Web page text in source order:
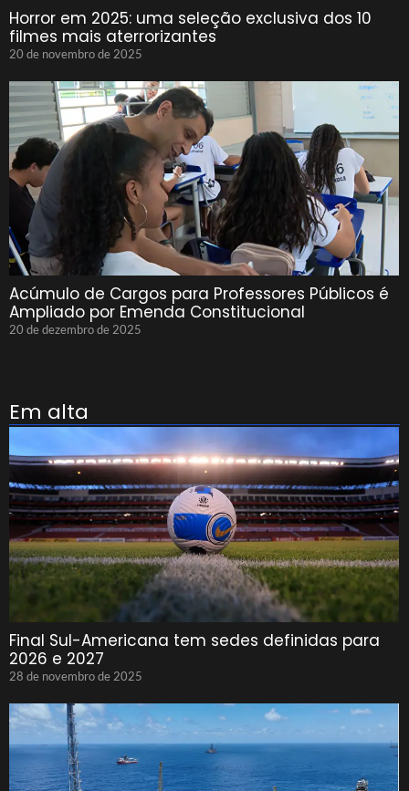
Horror em 2025: uma seleção exclusiva dos 10
filmes mais aterrorizantes
20 de novembro de 2025
Acúmulo de Cargos para Professores Públicos é
Ampliado por Emenda Constitucional
20 de dezembro de 2025
Em alta
Final Sul-Americana tem sedes definidas para
2026 e 2027
28 de novembro de 2025